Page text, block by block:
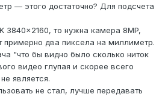
— этого достаточно? Для подсчета
3840×2160, то нужна камера 8MP,
примерно два пиксела на миллиметр.
"что бы видно было сколько ниток
видео глупая и скорее всего
является.
не стал, лучше передавать